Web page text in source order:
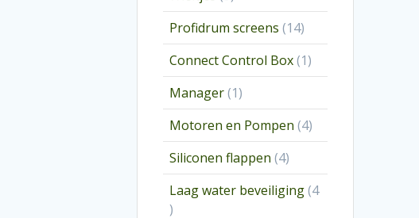
producten
Profidrum screens 1414
producten
Connect Control Box 11
product
Manager 11
product
Motoren en Pompen 44
producten
Siliconen flappen 44
producten
Laag water beveiliging 4
4